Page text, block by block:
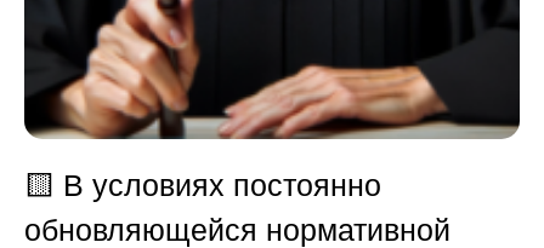
🟨 В условиях постоянно
обновляющейся нормативной